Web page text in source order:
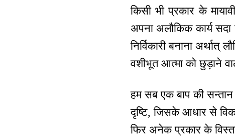
किसी भी प्रकार के
अपना अलौकिक कार्य
निर्विकारी बनाना
वशीभूत आत्मा को छुड़ाने
हम सब एक बाप की सन्तान
दृष्टि, जिसके आधार से
फिर अनेक प्रकार के